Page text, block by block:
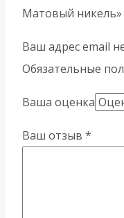
Матовый никель»
Ваш адрес email
Обязательные
Ваша оценка
Ваш отзыв *